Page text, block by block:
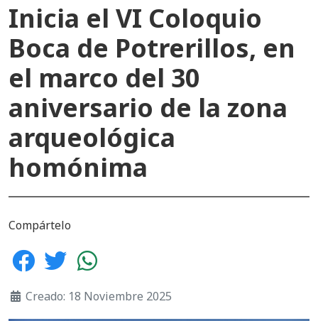
Inicia el VI Coloquio
Boca de Potrerillos, en
el marco del 30
aniversario de la zona
arqueológica
homónima
Compártelo
Creado: 18 Noviembre 2025